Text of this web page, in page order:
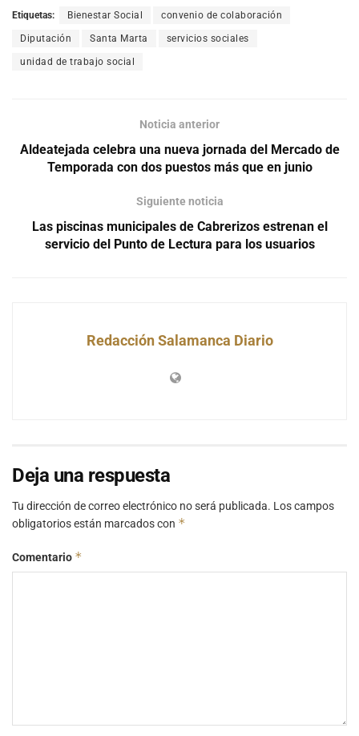
Etiquetas: Bienestar Social convenio de colaboración
Diputación Santa Marta servicios sociales
unidad de trabajo social
Noticia anterior
Aldeatejada celebra una nueva jornada del Mercado de
Temporada con dos puestos más que en junio
Siguiente noticia
Las piscinas municipales de Cabrerizos estrenan el
servicio del Punto de Lectura para los usuarios
Redacción Salamanca Diario
Deja una respuesta
Tu dirección de correo electrónico no será publicada. Los campos
obligatorios están marcados con *
Comentario *